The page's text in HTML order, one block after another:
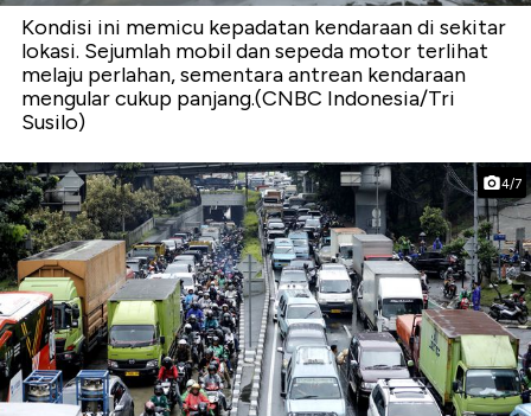
Kondisi ini memicu kepadatan kendaraan di sekitar
lokasi. Sejumlah mobil dan sepeda motor terlihat
melaju perlahan, sementara antrean kendaraan
mengular cukup panjang.(CNBC Indonesia/Tri
Susilo)
4/7